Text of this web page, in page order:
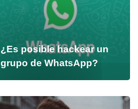
¿Es posible hackear un
grupo de WhatsApp?